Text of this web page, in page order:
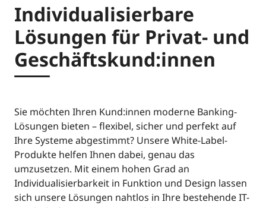
Individualisierbare
Lösungen für Privat- und
Geschäftskund:innen
Sie möchten Ihren Kund:innen moderne Banking-
Lösungen bieten – flexibel, sicher und perfekt auf
Ihre Systeme abgestimmt? Unsere White-Label-
Produkte helfen Ihnen dabei, genau das
umzusetzen. Mit einem hohen Grad an
Individualisierbarkeit in Funktion und Design lassen
sich unsere Lösungen nahtlos in Ihre bestehende IT-